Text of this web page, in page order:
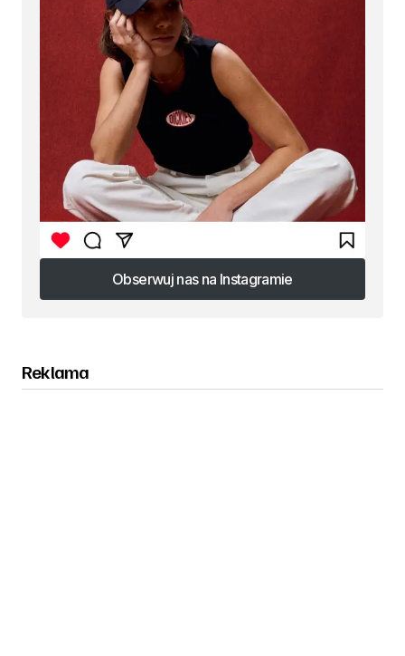
Obserwuj nas na Instagramie
Obserwuj nas na Instagramie
Reklama